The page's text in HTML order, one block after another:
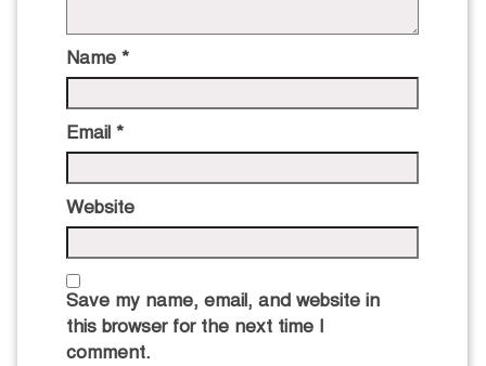
Name *
Email *
Website
Save my name, email, and website in
this browser for the next time I
comment.